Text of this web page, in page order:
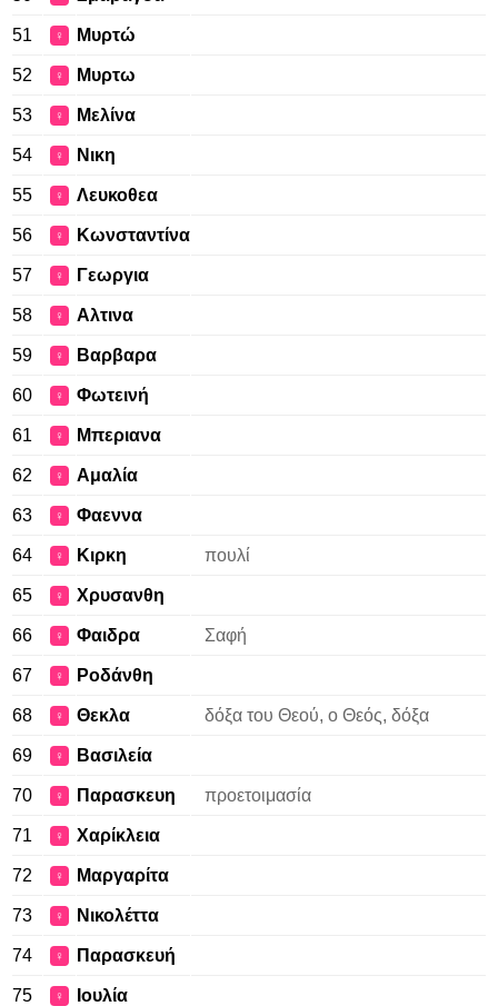
51 ♀ Μυρτώ
52 ♀ Μυρτω
53 ♀ Μελίνα
54 ♀ Νικη
55 ♀ Λευκοθεα
56 ♀ Κωνσταντίνα
57 ♀ Γεωργια
58 ♀ Αλτινα
59 ♀ Βαρβαρα
60 ♀ Φωτεινή
61 ♀ Μπεριανα
62 ♀ Αμαλία
63 ♀ Φαεννα
64 ♀ Κιρκη πουλί
65 ♀ Χρυσανθη
66 ♀ Φαιδρα Σαφή
67 ♀ Ροδάνθη
68 ♀ Θεκλα δόξα του Θεού, ο Θεός, δόξα
69 ♀ Βασιλεία
70 ♀ Παρασκευη προετοιμασία
71 ♀ Χαρίκλεια
72 ♀ Μαργαρίτα
73 ♀ Νικολέττα
74 ♀ Παρασκευή
75 ♀ Ιουλία